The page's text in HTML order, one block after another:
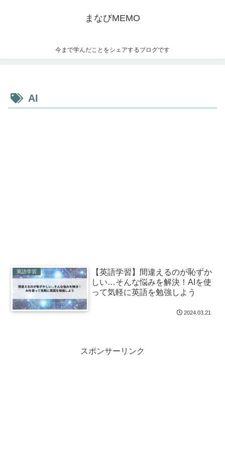
まなびMEMO
今まで学んだことをシェアするブログです
AI
英語学習
【英語学習】間違えるのが恥ずか
しい…そんな悩みを解決！AIを使
って気軽に英語を勉強しよう
2024.03.21
スポンサーリンク